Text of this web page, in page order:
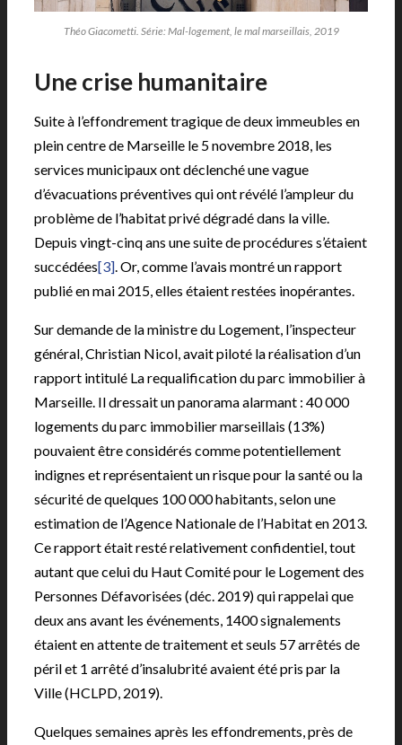
Théo Giacometti. Série: Mal-logement, le mal marseillais, 2019
Une crise humanitaire
Suite à l’effondrement tragique de deux immeubles en
plein centre de Marseille le 5 novembre 2018, les
services municipaux ont déclenché une vague
d’évacuations préventives qui ont révélé l’ampleur du
problème de l’habitat privé dégradé dans la ville.
Depuis vingt-cinq ans une suite de procédures s’étaient
succédées[3] . Or, comme l’avais montré un rapport
publié en mai 2015, elles étaient restées inopérantes.
Sur demande de la ministre du Logement, l’inspecteur
général, Christian Nicol, avait piloté la réalisation d’un
rapport intitulé La requalification du parc immobilier à
Marseille. Il dressait un panorama alarmant : 40 000
logements du parc immobilier marseillais (13%)
pouvaient être considérés comme potentiellement
indignes et représentaient un risque pour la santé ou la
sécurité de quelques 100 000 habitants, selon une
estimation de l’Agence Nationale de l’Habitat en 2013.
Ce rapport était resté relativement confidentiel, tout
autant que celui du Haut Comité pour le Logement des
Personnes Défavorisées (déc. 2019) qui rappelai que
deux ans avant les événements, 1400 signalements
étaient en attente de traitement et seuls 57 arrêtés de
péril et 1 arrêté d’insalubrité avaient été pris par la
Ville (HCLPD, 2019).
Quelques semaines après les effondrements, près de